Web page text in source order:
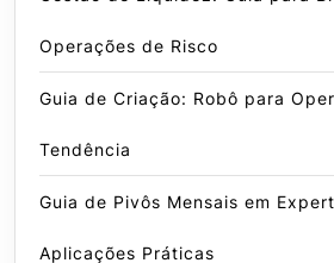
Operações de Risco
Guia de Criação: Robô para
Tendência
Guia de Pivôs Mensais em
Aplicações Práticas